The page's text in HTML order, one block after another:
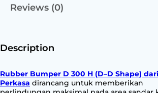
3
0
H
Reviews (0)
Description
Rubber Bumper D 300 H (D–D Shape)
Perkasa dirancang untuk memberikan